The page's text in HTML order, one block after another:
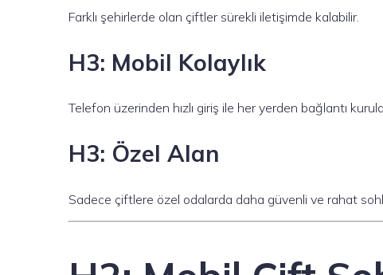
Farklı şehirlerde olan çiftler sürekli iletişimde kalabilir.
H3: Mobil Kolaylık
Telefon üzerinden hızlı giriş ile her yerden bağlantı
H3: Özel Alan
Sadece çiftlere özel odalarda daha güvenli ve rahat